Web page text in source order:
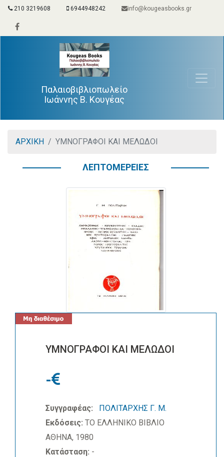
210 3219608 6944948242 info@kougeasbooks.gr
Παλαιοβιβλιοπωλείο
Ιωάννης Β. Κουγέας
ΑΡΧΙΚΗ ΥΜΝΟΓΡΑΦΟΙ ΚΑΙ ΜΕΛΩΔΟΙ
ΛΕΠΤΟΜΕΡΕΙΕΣ
ΥΜΝΟΓΡΑΦΟΙ ΚΑΙ ΜΕΛΩΔΟΙ
-
Συγγραφέας:
ΠΟΛΙΤΑΡΧΗΣ Γ. Μ.
Εκδόσεις: ΤΟ ΕΛΛΗΝΙΚΟ ΒΙΒΛΙΟ
ΑΘΗΝΑ, 1980
Κατάσταση: -